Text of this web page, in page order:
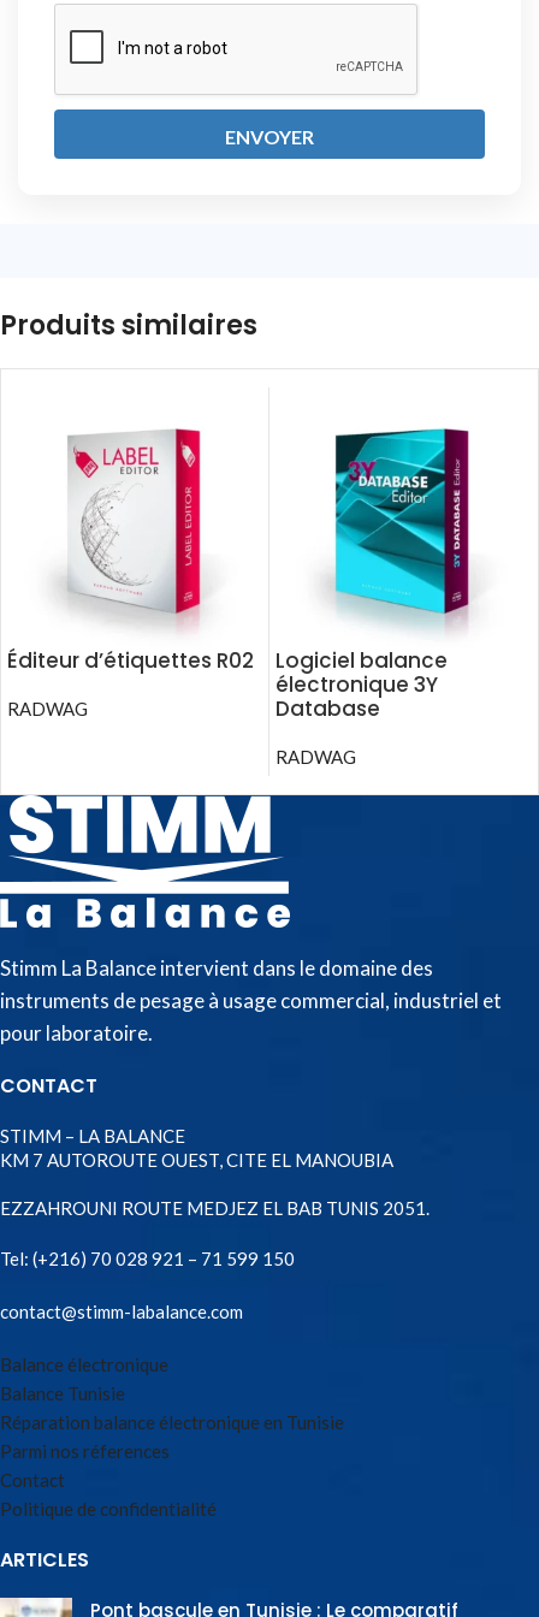
ENVOYER
Produits similaires
Éditeur d’étiquettes R02
RADWAG
Logiciel balance
électronique 3Y
Database
RADWAG
Stimm La Balance intervient dans le domaine des
instruments de pesage à usage commercial, industriel et
pour laboratoire.
CONTACT
STIMM – LA BALANCE
KM 7 AUTOROUTE OUEST, CITE EL MANOUBIA
EZZAHROUNI ROUTE MEDJEZ EL BAB TUNIS 2051.
Tel: (+216) 70 028 921 – 71 599 150
contact@stimm-labalance.com
Balance électronique
Balance Tunisie
Réparation balance électronique en Tunisie
Parmi nos réferences
Contact
Politique de confidentialité
ARTICLES
Pont bascule en Tunisie : Le comparatif